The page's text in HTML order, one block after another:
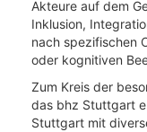
Akteure auf dem
Inklusion,
nach spezifischen
oder kognitiven
Zum Kreis der
das bhz Stuttgart
Stuttgart mit